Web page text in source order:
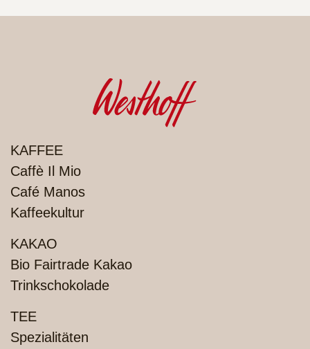
PRODUKTE
KAFFEE
Caffè Il Mio
Café Manos
Kaffeekultur
KAKAO
Bio Fairtrade Kakao
Trinkschokolade
TEE
Spezialitäten